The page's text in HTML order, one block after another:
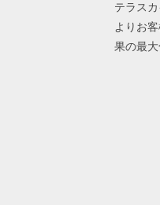
テラス
よりお
果の最大